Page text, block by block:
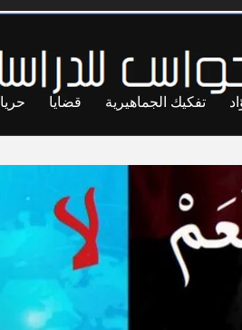
تفكيك الجماهيرية قضايا